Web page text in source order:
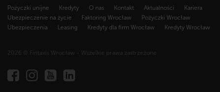
Pożyczki unijne Kredyty O nas Kontakt Aktualności
Kariera
Ubezpieczenie na życie
Faktoring Wrocław
Pożyczki Wrocław
Ubezpieczenia
Leasing Kredyty dla firm Wrocław Kredyty Wrocław
2026 © Fintaxis Wrocław - Wszelkie prawa zastrzeżone